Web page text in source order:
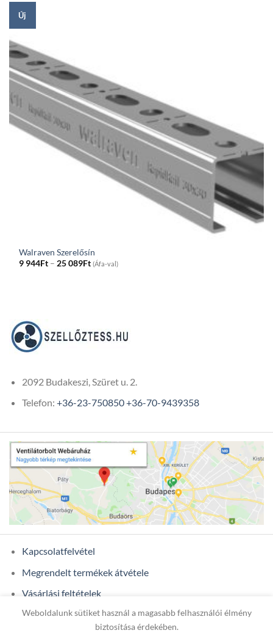
Új
Walraven Szerelősín
9 944Ft – 25 089FtPrice
range:
(Áfa-val)
2092 Budakeszi, Szüret u. 2.
Telefon: +36-23-750850+36-70-9439358
Kapcsolatfelvétel
Megrendelt termékek átvétele
Vásárlási feltételek
Ügyfél adatok
Weboldalunk sütiket használ a magasabb felhasználói élmény
biztosítása érdekében.